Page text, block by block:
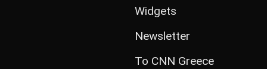
Widgets
Newsletter
Το CNN Greece